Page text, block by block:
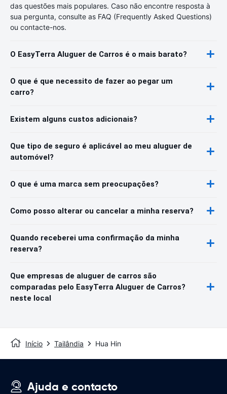
das questões mais populares. Caso não encontre resposta à
sua pergunta, consulte as FAQ (Frequently Asked Questions)
ou contacte-nos.
O EasyTerra Aluguer de Carros é o mais barato?
O que é que necessito de fazer ao pegar um
carro?
Existem alguns custos adicionais?
Que tipo de seguro é aplicável ao meu aluguer de
automóvel?
O que é uma marca sem preocupações?
Como posso alterar ou cancelar a minha reserva?
Quando receberei uma confirmação da minha
reserva?
Que empresas de aluguer de carros são
comparadas pelo EasyTerra Aluguer de Carros?
neste local
Início Tailândia Hua Hin
Ajuda e contacto